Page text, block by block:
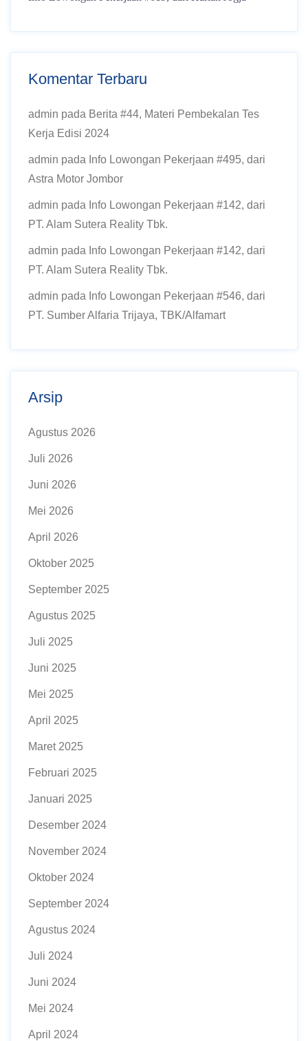
Komentar Terbaru
admin pada Berita #44, Materi Pembekalan Tes
Kerja Edisi 2024
admin pada Info Lowongan Pekerjaan #495, dari
Astra Motor Jombor
admin pada Info Lowongan Pekerjaan #142, dari
PT. Alam Sutera Reality Tbk.
admin pada Info Lowongan Pekerjaan #142, dari
PT. Alam Sutera Reality Tbk.
admin pada Info Lowongan Pekerjaan #546, dari
PT. Sumber Alfaria Trijaya, TBK/Alfamart
Arsip
Agustus 2026
Juli 2026
Juni 2026
Mei 2026
April 2026
Oktober 2025
September 2025
Agustus 2025
Juli 2025
Juni 2025
Mei 2025
April 2025
Maret 2025
Februari 2025
Januari 2025
Desember 2024
November 2024
Oktober 2024
September 2024
Agustus 2024
Juli 2024
Juni 2024
Mei 2024
April 2024